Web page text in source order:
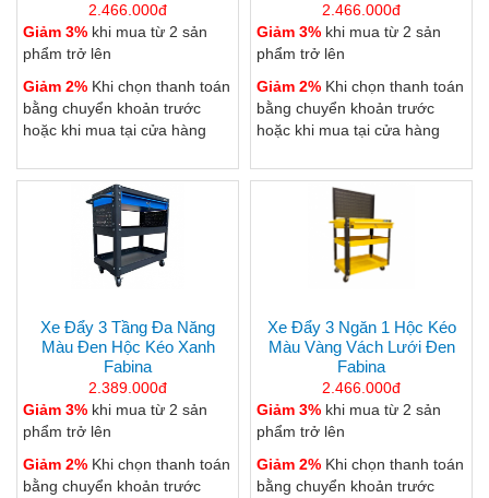
2.466.000đ
Giảm 3% khi mua từ 2 sản
phẩm trở lên
Giảm 2% Khi chọn thanh toán
bằng chuyển khoản trước
hoặc khi mua tại cửa hàng
2.466.000đ
Giảm 3% khi mua từ 2 sản
phẩm trở lên
Giảm 2% Khi chọn thanh toán
bằng chuyển khoản trước
hoặc khi mua tại cửa hàng
Xe Đẩy 3 Tầng Đa Năng
Màu Đen Hộc Kéo Xanh
Fabina
2.389.000đ
Giảm 3% khi mua từ 2 sản
phẩm trở lên
Giảm 2% Khi chọn thanh toán
bằng chuyển khoản trước
Xe Đẩy 3 Ngăn 1 Hộc Kéo
Màu Vàng Vách Lưới Đen
Fabina
2.466.000đ
Giảm 3% khi mua từ 2 sản
phẩm trở lên
Giảm 2% Khi chọn thanh toán
bằng chuyển khoản trước